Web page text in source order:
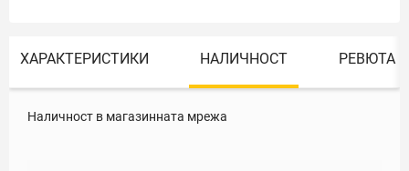
ХАРАКТЕРИСТИКИ НАЛИЧНОСТ РЕВЮТА
Наличност в магазинната мрежа